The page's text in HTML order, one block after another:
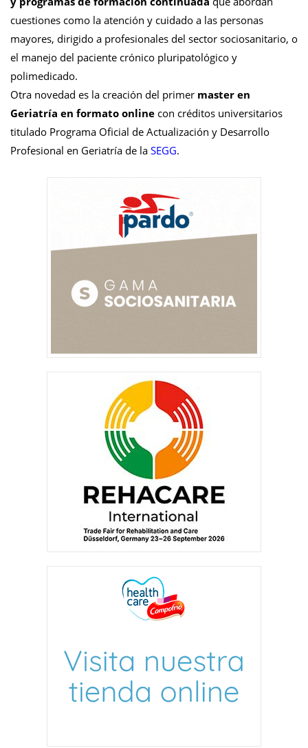
cuestiones como la atención y cuidado a las personas
mayores, dirigido a profesionales del sector sociosanitario, o
el manejo del paciente crónico pluripatológico y
polimedicado.
Otra novedad es la creación del primer master en
Geriatría en formato online con créditos universitarios
titulado Programa Oficial de Actualización y Desarrollo
Profesional en Geriatría de la SEGG.